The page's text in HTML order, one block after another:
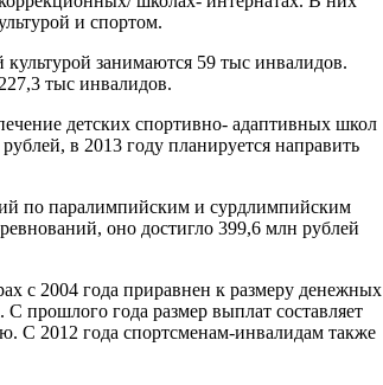
и спортом.
занимаются 59 тыс инвалидов.
тыс инвалидов.
детских спортивно- адаптивных школ
в 2013 году планируется направить
по паралимпийским и сурдлимпийским
оно достигло 399,6 млн рублей
с 2004 года приравнен к размеру денежных
прошлого года размер выплат составляет
С 2012 года спортсменам-инвалидам также